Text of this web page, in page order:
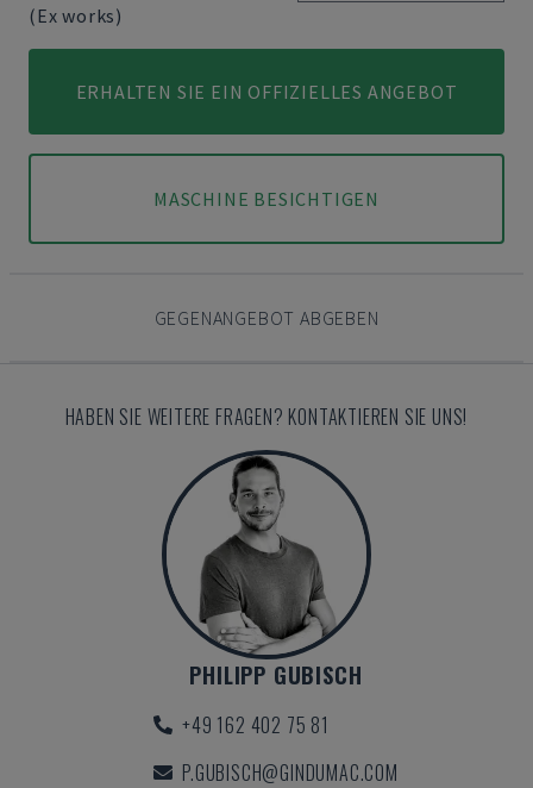
(Ex works)
ERHALTEN SIE EIN OFFIZIELLES ANGEBOT
MASCHINE BESICHTIGEN
GEGENANGEBOT ABGEBEN
HABEN SIE WEITERE FRAGEN? KONTAKTIEREN SIE UNS!
PHILIPP GUBISCH
+49 162 402 75 81
P.GUBISCH@GINDUMAC.COM